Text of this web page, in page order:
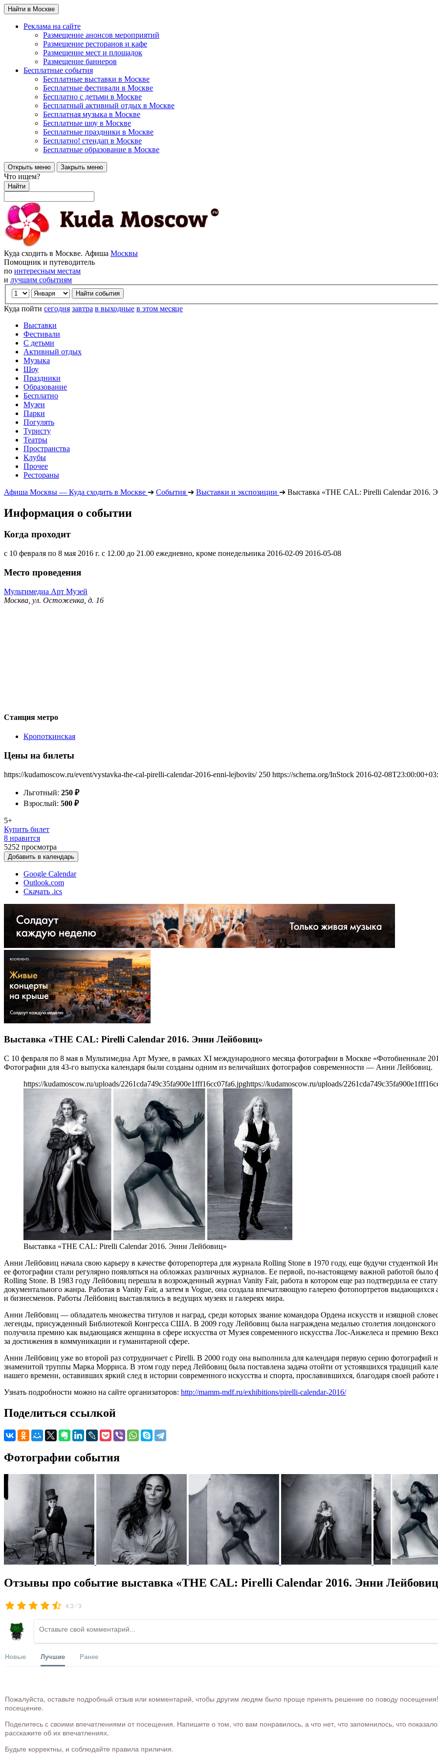
Найти в Москве
Реклама на сайте
Размещение анонсов мероприятий
Размещение ресторанов и кафе
Размещение мест и площадок
Размещение баннеров
Бесплатные события
Бесплатные выставки в Москве
Бесплатные фестивали в Москве
Бесплатно с детьми в Москве
Бесплатный активный отдых в Москве
Бесплатная музыка в Москве
Бесплатные шоу в Москве
Бесплатные праздники в Москве
Бесплатно! стендап в Москве
Бесплатные образование в Москве
Открыть меню Закрыть меню
Что ищем?
Найти
Куда сходить в Москве. Афиша Москвы
Помощник и путеводитель
по интересным местам
и лучшим событиям
Куда пойти сегодня завтра в выходные в этом месяце
Выставки
Фестивали
С детьми
Активный отдых
Музыка
Шоу
Праздники
Образование
Бесплатно
Музеи
Парки
Погулять
Туристу
Театры
Пространства
Клубы
Прочее
Рестораны
Афиша Москвы — Куда сходить в Москве ➔ События ➔ Выставки и экспозиции ➔ Выставка «THE CAL: Pirelli Calendar 2016.
Информация о событии
Когда проходит
с 10 февраля по 8 мая 2016 г. с 12.00 до 21.00 ежедневно, кроме понедельника 2016-02-09 2016-05-08
Место проведения
Мультимедиа Арт Музей
Москва, ул. Остоженка, д. 16
Станция метро
Кропоткинская
Цены на билеты
https://kudamoscow.ru/event/vystavka-the-cal-pirelli-calendar-2016-enni-lejbovits/ 250 https://schema.org/InStock 2016-02-
Льготный: 250 ₽
Взрослый: 500 ₽
5+
Купить билет
8 нравится
5252 просмотра
Добавить в календарь
Google Calendar
Outlook.com
Скачать .ics
Выставка «THE CAL: Pirelli Calendar 2016. Энни Лейбовиц»
С 10 февраля по 8 мая в Мультимедиа Арт Музее, в рамках XI международного месяца фотографии в Москве «Фотобиеннале
Фотографии для 43-го выпуска календаря были созданы одним из величайших фотографов современности — Анни Лейбовиц.
https://kudamoscow.ru/uploads/2261cda749c35fa900e1fff16cc07fa6.jpghttps://kudamoscow.ru/uploads/
Выставка «THE CAL: Pirelli Calendar 2016. Энни Лейбовиц»
Анни Лейбовиц начала свою карьеру в качестве фоторепортера для журнала Rolling Stone в 1970 году, еще будучи студенткой
ее фотографии стали регулярно появляться на обложках различных журналов. Ее первой, по-настоящему важной работой
Rolling Stone. В 1983 году Лейбовиц перешла в возрожденный журнал Vanity Fair, работа в котором еще раз подтвердила ее
документального жанра. Работая в Vanity Fair, а затем в Vogue, она создала впечатляющую галерею фотопортретов
и бизнесменов. Работы Лейбовиц выставлялись в ведущих музеях и галереях мира.
Анни Лейбовиц — обладатель множества титулов и наград, среди которых звание командора Ордена искусств и изящной
легенды, присужденный Библиотекой Конгресса США. В 2009 году Лейбовиц была награждена медалью столетия лондонского
получила премию как выдающаяся женщина в сфере искусства от Музея современного искусства Лос-Анжелеса и премию
за достижения в коммуникации и гуманитарной сфере.
Анни Лейбовиц уже во второй раз сотрудничает с Pirelli. В 2000 году она выполнила для календаря первую серию
знаменитой труппы Марка Морриса. В этом году перед Лейбовиц была поставлена задача отойти от устоявшихся традиций
нашего времени, оставивших яркий след в истории современного искусства и спорта, прославившихся, благодаря своей
Узнать подробности можно на сайте организаторов: http://mamm-mdf.ru/exhibitions/pirelli-calendar-2016/
Поделиться ссылкой
Фотографии события
Отзывы про событие выставка «THE CAL: Pirelli Calendar 2016. Энни
4.3 /3
Новые Лучшие Ранее
Пожалуйста, оставьте подробный отзыв или комментарий, чтобы другим людям было проще принять решение по поводу посещения!
посещение.
Поделитесь с своими впечатлениями от посещения. Напишите о том, что вам понравилось, а что нет, что запомнилось, что
расскажите об их впечатлениях.
Будьте корректны, и соблюдайте правила приличия.